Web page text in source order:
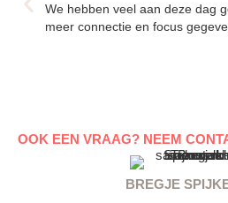
We hebben veel aan deze dag
meer connectie en focus
OOK EEN VRAAG? NEEM
BREGJE